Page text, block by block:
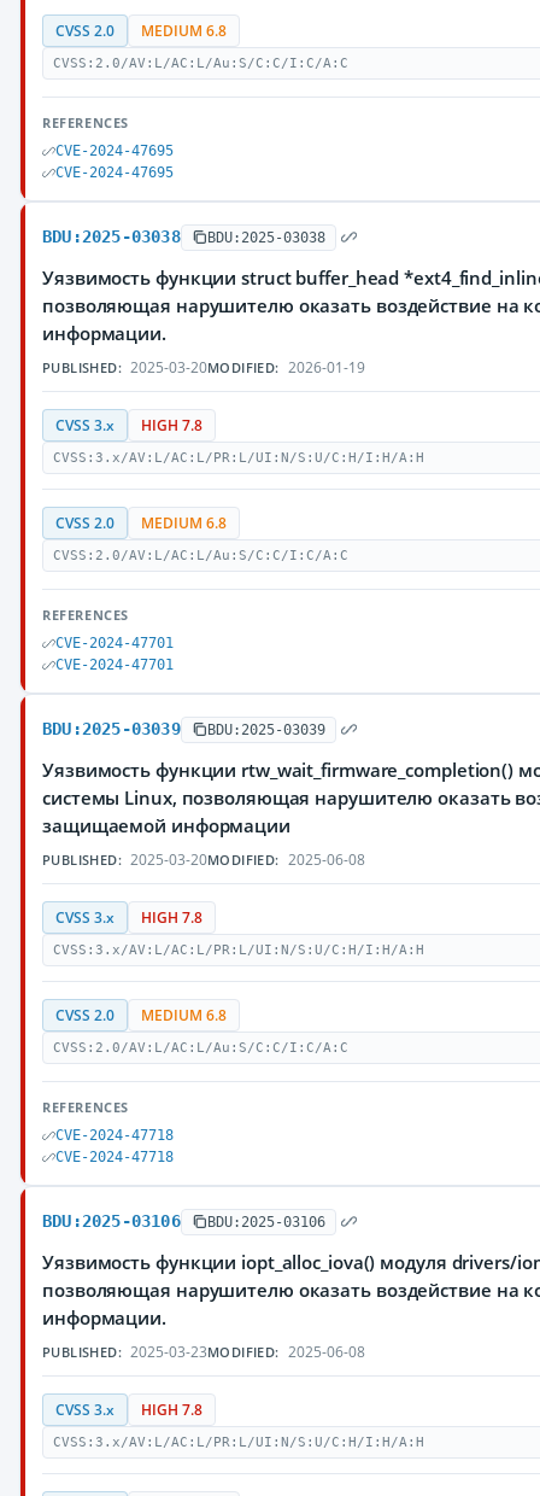
CVSS 2.0 MEDIUM 6.8
CVSS:2.0/AV:L/AC:L/Au:S/C:C/I:C/A:C
REFERENCES
CVE-2024-47695
CVE-2024-47695
BDU:2025-03038 BDU:2025-03038
Уязвимость функции struct buffer_head
позволяющая нарушителю оказать воздействие на
информации.
PUBLISHED: 2025-03-20MODIFIED: 2026-01-19
CVSS 3.x HIGH 7.8
CVSS:3.x/AV:L/AC:L/PR:L/UI:N/S:U/C:H/I:H/A:H
CVSS 2.0 MEDIUM 6.8
CVSS:2.0/AV:L/AC:L/Au:S/C:C/I:C/A:C
REFERENCES
CVE-2024-47701
CVE-2024-47701
BDU:2025-03039 BDU:2025-03039
Уязвимость функции rtw_wait_firmware_completion()
системы Linux, позволяющая нарушителю оказать
защищаемой информации
PUBLISHED: 2025-03-20MODIFIED: 2025-06-08
CVSS 3.x HIGH 7.8
CVSS:3.x/AV:L/AC:L/PR:L/UI:N/S:U/C:H/I:H/A:H
CVSS 2.0 MEDIUM 6.8
CVSS:2.0/AV:L/AC:L/Au:S/C:C/I:C/A:C
REFERENCES
CVE-2024-47718
CVE-2024-47718
BDU:2025-03106 BDU:2025-03106
Уязвимость функции iopt_alloc_iova() модуля drivers/
позволяющая нарушителю оказать воздействие на
информации.
PUBLISHED: 2025-03-23MODIFIED: 2025-06-08
CVSS 3.x HIGH 7.8
CVSS:3.x/AV:L/AC:L/PR:L/UI:N/S:U/C:H/I:H/A:H